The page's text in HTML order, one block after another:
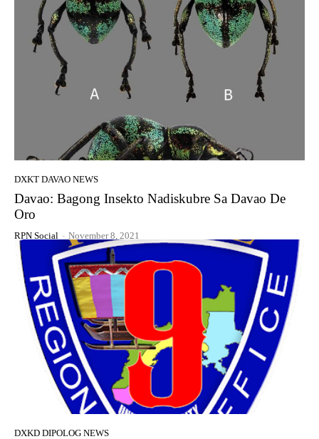
DXKT DAVAO NEWS
Davao: Bagong Insekto Nadiskubre Sa Davao De
Oro
RPN Social - November 8, 2021
DXKD DIPOLOG NEWS